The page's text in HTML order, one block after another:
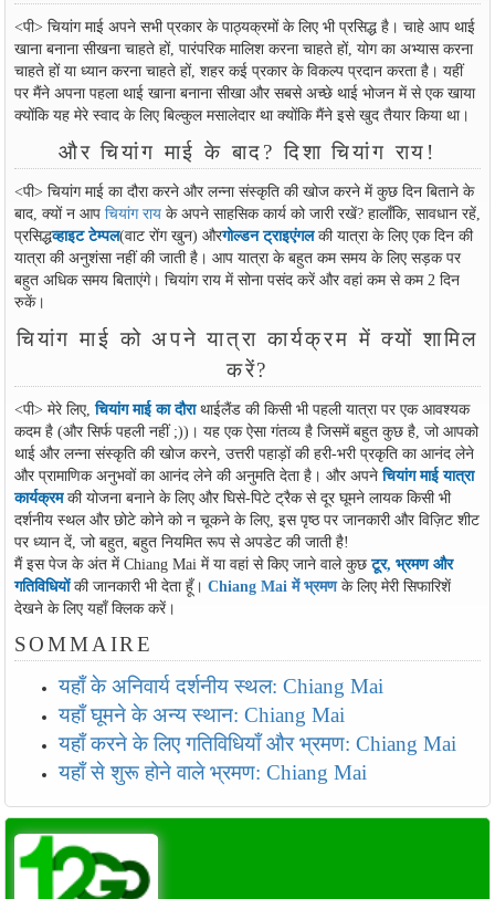
<पी> चियांग माई अपने सभी प्रकार के पाठ्यक्रमों के लिए भी प्रसिद्ध है। चाहे आप थाई
खाना बनाना सीखना चाहते हों, पारंपरिक मालिश करना चाहते हों, योग का अभ्यास करना
चाहते हों या ध्यान करना चाहते हों, शहर कई प्रकार के विकल्प प्रदान करता है। यहीं
पर मैंने अपना पहला थाई खाना बनाना सीखा और सबसे अच्छे थाई भोजन में से एक खाया
क्योंकि यह मेरे स्वाद के लिए बिल्कुल मसालेदार था क्योंकि मैंने इसे खुद तैयार किया था।
और चियांग माई के बाद? दिशा चियांग राय!
<पी> चियांग माई का दौरा करने और लन्ना संस्कृति की खोज करने में कुछ दिन बिताने के
बाद, क्यों न आप चियांग रायके अपने साहसिक कार्य को जारी रखें? हालाँकि, सावधान रहें,
प्रसिद्धव्हाइट टेम्पल(वाट रोंग खुन) औरगोल्डन ट्राइएंगलकी यात्रा के लिए एक दिन की
यात्रा की अनुशंसा नहीं की जाती है। आप यात्रा के बहुत कम समय के लिए सड़क पर
बहुत अधिक समय बिताएंगे। चियांग राय में सोना पसंद करें और वहां कम से कम 2 दिन
रुकें।
चियांग माई को अपने यात्रा कार्यक्रम में क्यों शामिल
करें?
<पी> मेरे लिए,चियांग माई का दौराथाईलैंड की किसी भी पहली यात्रा पर एक आवश्यक
कदम है (और सिर्फ पहली नहीं ;))। यह एक ऐसा गंतव्य है जिसमें बहुत कुछ है, जो आपको
थाई और लन्ना संस्कृति की खोज करने, उत्तरी पहाड़ों की हरी-भरी प्रकृति का आनंद लेने
और प्रामाणिक अनुभवों का आनंद लेने की अनुमति देता है। और अपनेचियांग माई यात्रा
कार्यक्रमकी योजना बनाने के लिए और घिसे-पिटे ट्रैक से दूर घूमने लायक किसी भी
दर्शनीय स्थल और छोटे कोने को न चूकने के लिए, इस पृष्ठ पर जानकारी और विज़िट शीट
पर ध्यान दें, जो बहुत, बहुत नियमित रूप से अपडेट की जाती है!
मैं इस पेज के अंत में Chiang Mai में या वहां से किए जाने वाले कुछटूर, भ्रमण और
गतिविधियोंकी जानकारी भी देता हूँ। Chiang Mai में भ्रमणके लिए मेरी सिफारिशें
देखने के लिए यहाँ क्लिक करें।
SOMMAIRE
यहाँ के अनिवार्य दर्शनीय स्थल: Chiang Mai
यहाँ घूमने के अन्य स्थान: Chiang Mai
यहाँ करने के लिए गतिविधियाँ और भ्रमण: Chiang Mai
यहाँ से शुरू होने वाले भ्रमण: Chiang Mai